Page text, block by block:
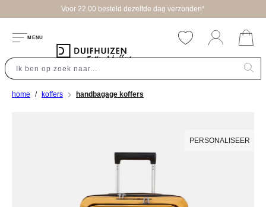
Voor 22.00 besteld dezelfde dag verzonden*
MENU
home koffers handbagage koffers
PERSONALISEER